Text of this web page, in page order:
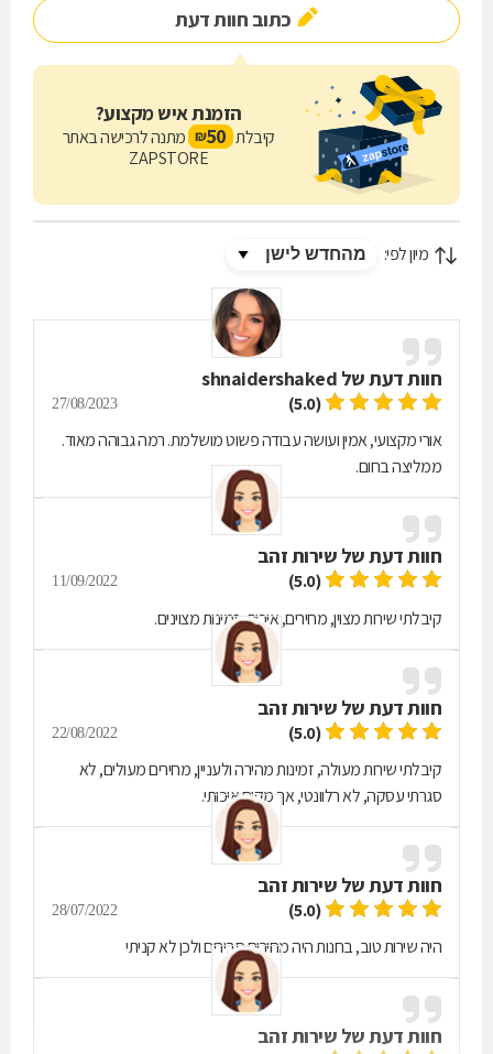
כתוב חוות דעת
הזמנת איש מקצוע?
קיבלת 50
₪ מתנה לרכישה באתר
ZAPSTORE
מיון לפי:
חוות דעת של shnaidershaked
(5.0)
27/08/2023
אורי מקצועי, אמין ועושה עבודה פשוט מושלמת. רמה גבוהה מאוד.
ממליצה בחום.
חוות דעת של שירות זהב
(5.0)
11/09/2022
קיבלתי שירות מצוין, מחירים, איכות, זמינות מצוינים.
חוות דעת של שירות זהב
(5.0)
22/08/2022
קיבלתי שירות מעולה, זמינות מהירה ולעניין, מחירים מעולים, לא
סגרתי עסקה, לא רלוונטי, אך מקום איכותי.
חוות דעת של שירות זהב
(5.0)
28/07/2022
היה שירות טוב, בחנות היה מחירים סבירים ולכן לא קניתי
חוות דעת של שירות זהב